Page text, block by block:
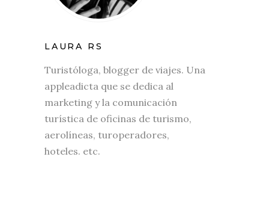
LAURA RS
Turistóloga, blogger de viajes. Una
appleadicta que se dedica al
marketing y la comunicación
turística de oficinas de turismo,
aerolíneas, turoperadores,
hoteles. etc.